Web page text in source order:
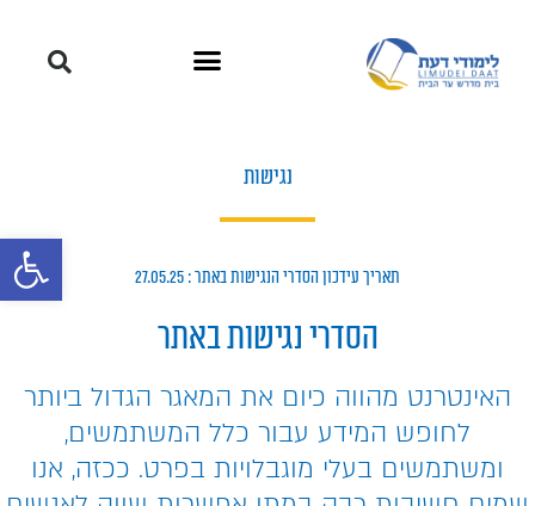
פתח
נגישות
תאריך עידכון הסדרי הנגישות באתר : 27.05.25
הסדרי נגישות באתר
האינטרנט מהווה כיום את המאגר הגדול ביותר
לחופש המידע עבור כלל המשתמשים,
ומשתמשים בעלי מוגבלויות בפרט. ככזה, אנו